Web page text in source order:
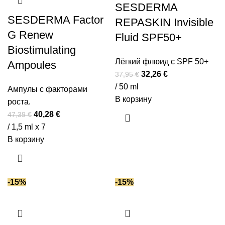
Транексамовая кислота (8)
Факторы роста
Центелла азиатская
Церамиды
Экстракты растений (11)
SESDERMA Factor
G Renew
Biostimulating
Ampoules
Ампулы с факторами
роста.
47,39€ Первоначальная
цена
составляла
40,28 €Текущая
/ 1,5 ml x 7
В корзину
SESDERMA
REPASKIN Invisible
Fluid SPF50+
Лёгкий флюид с SPF 50+
37,95€ Первоначальная
составляла
32,26 €Текущая
/ 50 ml
В корзину
-15% -15%